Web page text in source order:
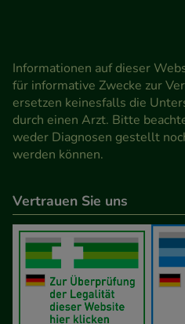
Informationen auf dieser
für informative Zwecke zur
ersetzen keinesfalls die
durch einen Arzt. Bitte
weder Diagnosen gestellt
werden können.
Vertrauen Sie uns